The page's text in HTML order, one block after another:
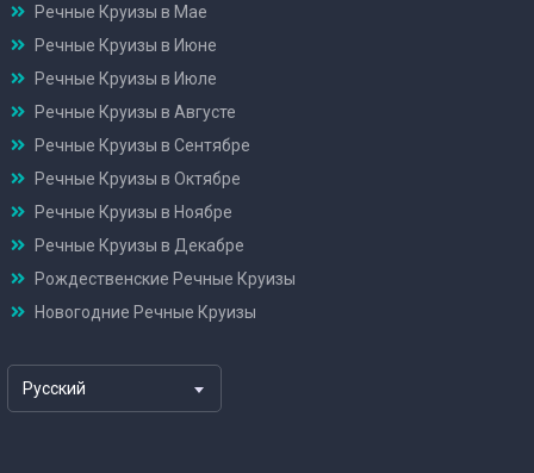
Речные Круизы в Мае
Речные Круизы в Июне
Речные Круизы в Июле
Речные Круизы в Августе
Речные Круизы в Сентябре
Речные Круизы в Октябре
Речные Круизы в Ноябре
Речные Круизы в Декабре
Рождественские Речные Круизы
Новогодние Речные Круизы
Русский